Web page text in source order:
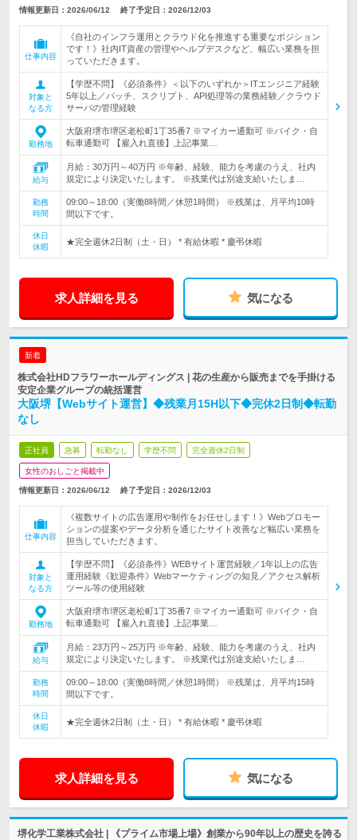
情報更新日：2026/06/12 終了予定日： 2026/12/03
仕事内容
《自社のインフラ運用とクラウド化を推進する重要なポジション
です！》社内IT資産の管理やヘルプデスクなど、幅広い業務を担
っていただきます。
対象と
なる方
【学歴不問】《必須条件》＜以下のいずれか＞ITエンジニア経験
5年以上／バッチ、スクリプト、API処理等の業務経験／クラウド
サーバの管理経験
勤務地
大阪府堺市堺区老松町1丁35番7 ※マイカー通勤可 ※バイク・自
転車通勤可 【雇入れ直後】上記事業…
給与
月給：30万円～40万円 ※年齢、経験、能力を考慮のうえ、社内
規定により決定いたします。 ※残業代は別途支給いたしま…
勤務
時間
09:00～18:00（実働8時間／休憩1時間） ※残業は、月平均10時
間以下です。
休日
休暇
★完全週休2日制（土・日） * 有給休暇 * 慶弔休暇
求人詳細を見る 気になる
新着
株式会社HDフラワーホールディングス | 花の生産から販売までを手掛ける
安定企業グループの統括運営
大阪堺【Webサイト運営】◆残業月15H以下◆完休2日制◆転勤
なし
正社員 急募 転勤なし 学歴不問 完全週休2日制
女性のおしごと掲載中
情報更新日：2026/06/12 終了予定日： 2026/12/03
仕事内容
《複数サイトの広告運用や制作をお任せします！》Webプロモー
ションの提案やデータ分析を通じたサイト改善など幅広い業務を
担当していただきます。
対象と
なる方
【学歴不問】《必須条件》WEBサイト運営経験／1年以上の広告
運用経験《歓迎条件》Webマーケティングの知見／アクセス解析
ツール等の使用経験
勤務地
大阪府堺市堺区老松町1丁35番7 ※マイカー通勤可 ※バイク・自
転車通勤可 【雇入れ直後】上記事業…
給与
月給：23万円～25万円 ※年齢、経験、能力を考慮のうえ、社内
規定により決定いたします。 ※残業代は別途支給いたしま…
勤務
時間
09:00～18:00（実働8時間／休憩1時間） ※残業は、月平均15時
間以下です。
休日
休暇
★完全週休2日制（土・日） * 有給休暇 * 慶弔休暇
求人詳細を見る 気になる
堺化学工業株式会社 | 《プライム市場上場》創業から90年以上の歴史を誇る